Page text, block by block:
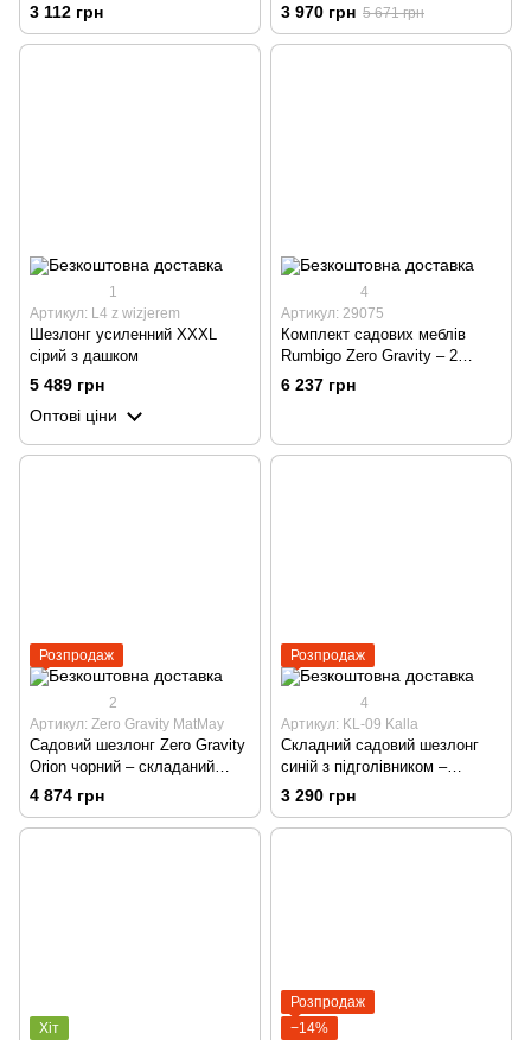
регульованою спинкою,
темно-синій
3 112 грн 3 970 грн 5 671 грн
1
Артикул: L4 z wizjerem
Шезлонг усиленний XXXL
сірий з дашком
5 489 грн
Оптові ціни
4
Артикул: 29075
Комплект садових меблів
Rumbigo Zero Gravity – 2
шезлонги та столик для
відпочинку, навантаження до
6 237 грн
Розпродаж
2
Артикул: Zero Gravity MatMay
Садовий шезлонг Zero Gravity
Orion чорний – складаний
лежак для саду, тераси,
пляжу та кемпінгу
4 874 грн
Розпродаж
4
Артикул: KL-09 Kalla
Складний садовий шезлонг
синій з підголівником –
багатопозиційний для саду,
тераси та пляжу
3 290 грн
Хіт
Розпродаж
−14%